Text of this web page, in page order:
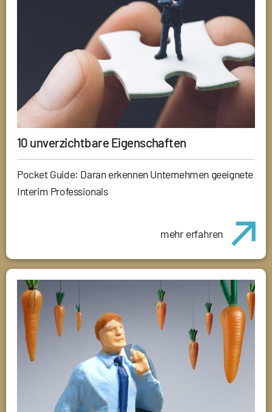
10 unverzichtbare Eigenschaften
Pocket Guide: Daran erkennen Unternehmen geeignete
Interim Professionals
mehr erfahren